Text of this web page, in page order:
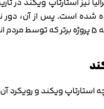
شده است. پس از آن، دور
استارتاپ ویکند و رویکرد